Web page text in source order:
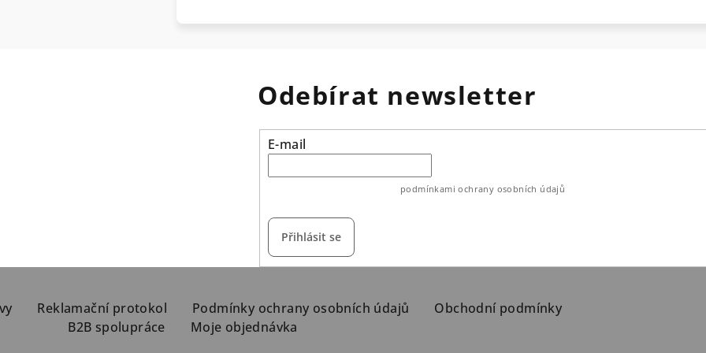
Odebírat newsletter
E-mail
podmínkami ochrany osobních údajů
Přihlásit se
Reklamační protokol Podmínky ochrany osobních údajů
Obchodní podmínky
B2B spolupráce
Moje objednávka